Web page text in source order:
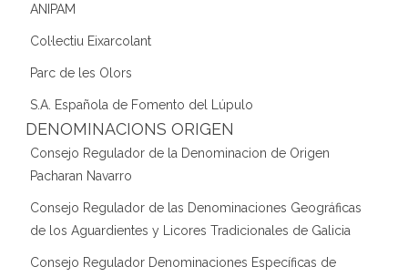
ANIPAM
Col·lectiu Eixarcolant
Parc de les Olors
S.A. Española de Fomento del Lúpulo
DENOMINACIONS ORIGEN
Consejo Regulador de la Denominacion de Origen
Pacharan Navarro
Consejo Regulador de las Denominaciones Geográficas
de los Aguardientes y Licores Tradicionales de Galicia
Consejo Regulador Denominaciones Específicas de